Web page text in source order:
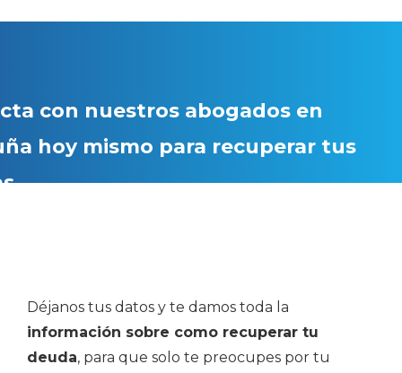
con nuestros abogados en
hoy mismo para recuperar tus
Déjanos tus datos y te damos toda la
información sobre como recuperar tu
deuda, para que solo te preocupes por tu